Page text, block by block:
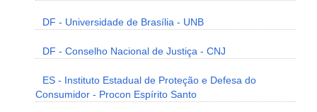
DF - Universidade de Brasília - UNB
DF - Conselho Nacional de Justiça - CNJ
ES - Instituto Estadual de Proteção e Defesa do
Consumidor - Procon Espírito Santo